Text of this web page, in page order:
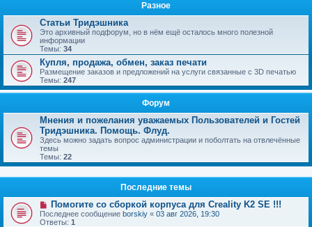
Разное
Статьи Тридэшника
Это архивный подфорум, но в нём ещё осталось много полезной
информации
Темы: 34
Купля, продажа, обмен, заказ печати
Размещение заказов и предложений на услуги связанные с 3D печатью
Темы: 247
Форум
Мнения и пожелания уважаемых Пользователей и Гостей
Тридэшника. Помощь. Флуд.
Здесь можно задать вопрос администрации и поболтать на отвлечённые
темы
Темы: 22
Последние темы
Помогите со сборкой корпуса для Creality K2 SE !!!
Последнее сообщение borskiy « 03 авг 2026, 19:30
Ответы: 1